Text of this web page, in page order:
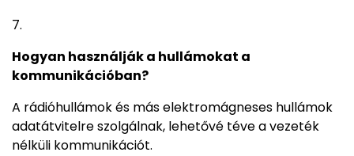
Hogyan használják a hullámokat a
kommunikációban?
A rádióhullámok és más elektromágneses hullámok
adatátvitelre szolgálnak, lehetővé téve a vezeték
nélküli kommunikációt.